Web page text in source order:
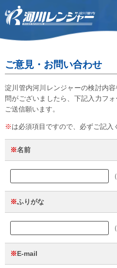
ご意見・お問い合わせ
淀川管内河川レンジャーの検討内
問がございましたら、下記入力フ
ご送信願います。
※は必須項目ですので、必ずご記入
※名前
※ふりがな
※E-mail